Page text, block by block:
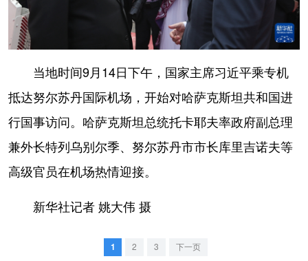
地方频道
北京 天津 河北 山西
辽宁 吉林 上海 江苏
浙江 安徽 福建 江西
山东 河南 湖北 湖南
四川 贵州
甘肃 青海
当地时间9月14日下午，国家主席习近平乘专机
抵达努尔苏丹国际机场，开始对哈萨克斯坦共和国进
行国事访问。哈萨克斯坦总统托卡耶夫率政府副总理
兼外长特列乌别尔季、努尔苏丹市市长库里吉诺夫等
高级官员在机场热情迎接。
新华社记者 姚大伟 摄
1 2 3 下一页